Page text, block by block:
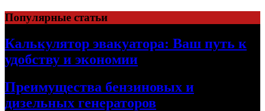
Skip
to
content
Популярные статьи
Калькулятор эвакуатора: Ваш путь к
удобству и экономии
Преимущества бензиновых и
дизельных генераторов